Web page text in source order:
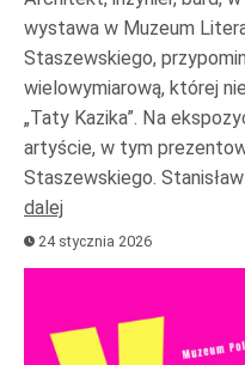
wystawa w Muzeum
Staszewskiego,
wielowymiarową, której
„Taty Kazika”. Na
artyście, w tym
Staszewskiego.
dalej
24 stycznia 2026
dźwiękowych